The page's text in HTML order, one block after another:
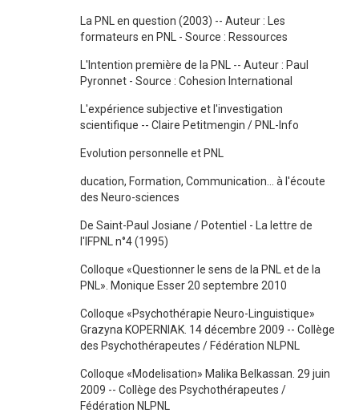
La PNL en question (2003) -- Auteur : Les
formateurs en PNL - Source : Ressources
L'Intention première de la PNL -- Auteur : Paul
Pyronnet - Source : Cohesion International
L'expérience subjective et l'investigation
scientifique -- Claire Petitmengin / PNL-Info
Evolution personnelle et PNL
ducation, Formation, Communication... à l'écoute
des Neuro-sciences
De Saint-Paul Josiane / Potentiel - La lettre de
l'IFPNL n°4 (1995)
Colloque «Questionner le sens de la PNL et de la
PNL». Monique Esser 20 septembre 2010
Colloque «Psychothérapie Neuro-Linguistique»
Grazyna KOPERNIAK. 14 décembre 2009 -- Collège
des Psychothérapeutes / Fédération NLPNL
Colloque «Modelisation» Malika Belkassan. 29 juin
2009 -- Collège des Psychothérapeutes /
Fédération NLPNL